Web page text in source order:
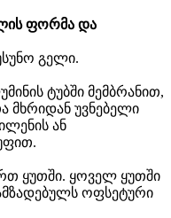
ფორმა და
გელი.
ტუბში მემბრანით,
მხრიდან უვნებელი
ან
ყუთში. ყოველ ყუთში
ოფსეტური